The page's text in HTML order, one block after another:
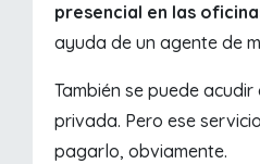
presencial en las
ayuda de un agente de
También se puede
privada. Pero ese
pagarlo, obviamente.